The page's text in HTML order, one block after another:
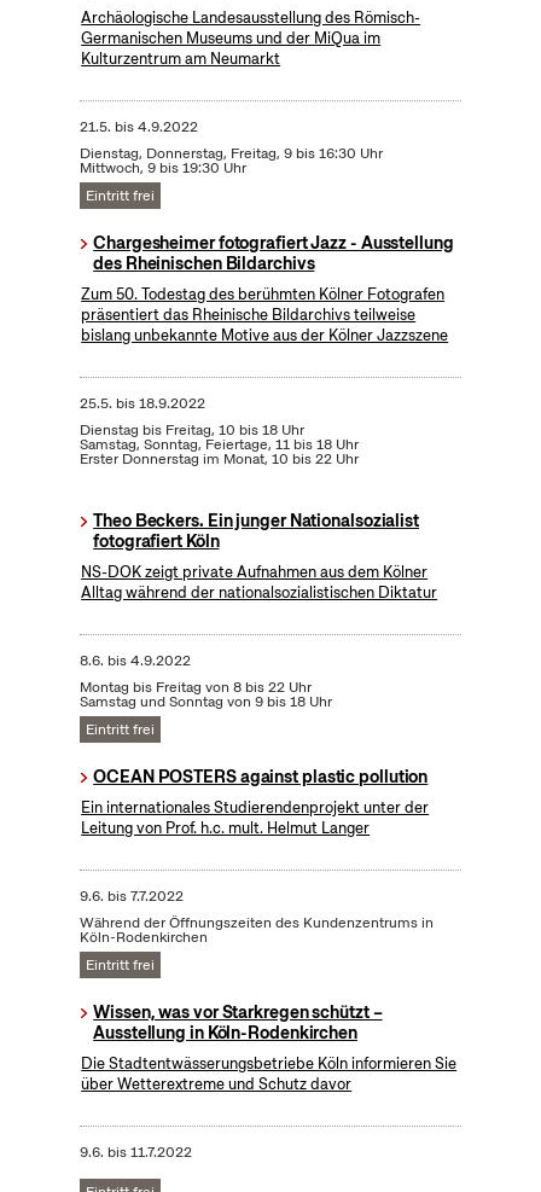
Archäologische Landesausstellung des Römisch-
Germanischen Museums und der MiQua im
Kulturzentrum am Neumarkt
21.5. bis4.9.2022
Dienstag, Donnerstag, Freitag, 9 bis 16:30 Uhr
Mittwoch, 9 bis 19:30 Uhr
Eintritt frei
Chargesheimer fotografiert Jazz - Ausstellung
des Rheinischen Bildarchivs
Zum 50. Todestag des berühmten Kölner Fotografen
präsentiert das Rheinische Bildarchivs teilweise
bislang unbekannte Motive aus der Kölner Jazzszene
25.5. bis18.9.2022
Dienstag bis Freitag, 10 bis 18 Uhr
Samstag, Sonntag, Feiertage, 11 bis 18 Uhr
Erster Donnerstag im Monat, 10 bis 22 Uhr
Theo Beckers. Ein junger Nationalsozialist
fotografiert Köln
NS-DOK zeigt private Aufnahmen aus dem Kölner
Alltag während der nationalsozialistischen Diktatur
8.6. bis4.9.2022
Montag bis Freitag von 8 bis 22 Uhr
Samstag und Sonntag von 9 bis 18 Uhr
Eintritt frei
OCEAN POSTERS against plastic pollution
Ein internationales Studierendenprojekt unter der
Leitung von Prof. h.c. mult. Helmut Langer
9.6. bis7.7.2022
Während der Öffnungszeiten des Kundenzentrums in
Köln-Rodenkirchen
Eintritt frei
Wissen, was vor Starkregen schützt –
Ausstellung in Köln-Rodenkirchen
Die Stadtentwässerungsbetriebe Köln informieren Sie
über Wetterextreme und Schutz davor
9.6. bis11.7.2022